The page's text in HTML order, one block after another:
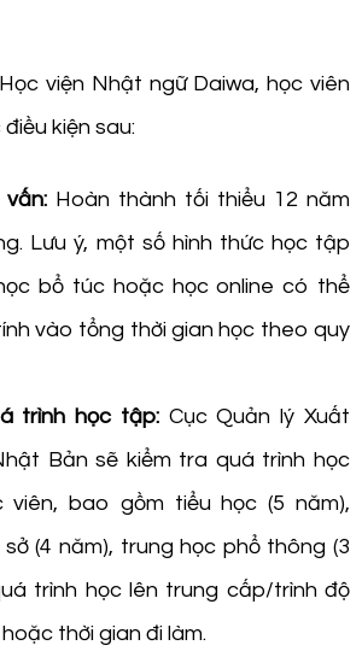
viện Nhật ngữ Daiwa, học viên
kiện sau:
vấn: Hoàn thành tối thiểu 12 năm
Lưu ý, một số hình thức học tập
bổ túc hoặc học online có thể
vào tổng thời gian học theo quy
trình học tập:Cục Quản lý Xuất
Bản sẽ kiểm tra quá trình học
bao gồm tiểu học (5 năm),
(4 năm), trung học phổ thông (3
trình học lên trung cấp/trình độ
thời gian đi làm.